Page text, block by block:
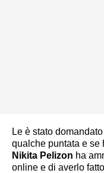
Le è stato
qualche puntata e se
Nikita Pelizon ha
online e di averlo